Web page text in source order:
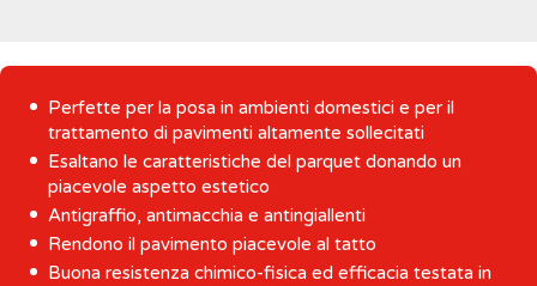
Perfette per la posa in ambienti domestici e per il
trattamento di pavimenti altamente sollecitati
Esaltano le caratteristiche del parquet donando un
piacevole aspetto estetico
Antigraffio, antimacchia e antingiallenti
Rendono il pavimento piacevole al tatto
Buona resistenza chimico-fisica ed efficacia testata in